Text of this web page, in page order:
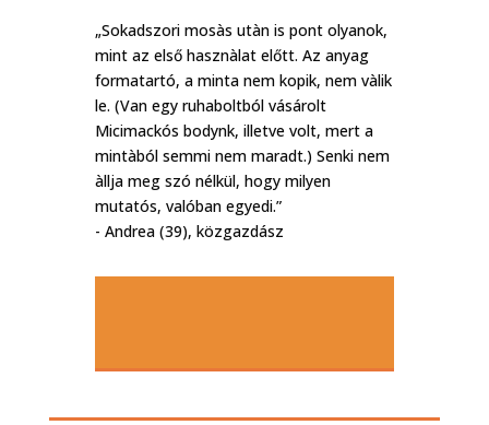
„Sokadszori mosàs utàn is pont olyanok,
mint az első hasznàlat előtt. Az anyag
formatartó, a minta nem kopik, nem vàlik
le. (Van egy ruhaboltból vásárolt
Micimackós bodynk, illetve volt, mert a
mintàból semmi nem maradt.) Senki nem
àllja meg szó nélkül, hogy milyen
mutatós, valóban egyedi.”
- Andrea (39), közgazdász